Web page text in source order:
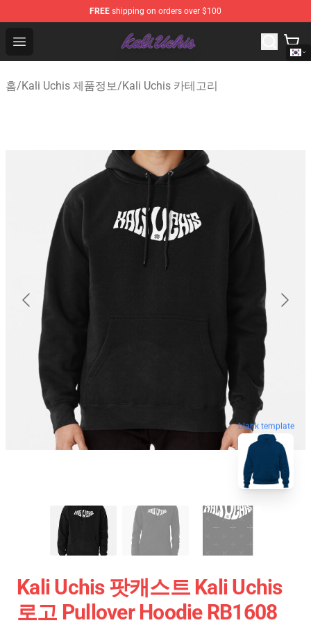
FREE shipping on orders over $100
Open menu
Kali Uchis Store - Official Kali Uchis Merchandise Shop
홈/Kali Uchis 제품정보/Kali Uchis 카테고리
blank template
Kali Uchis 팟캐스트 Kali Uchis
로고 Pullover Hoodie RB1608